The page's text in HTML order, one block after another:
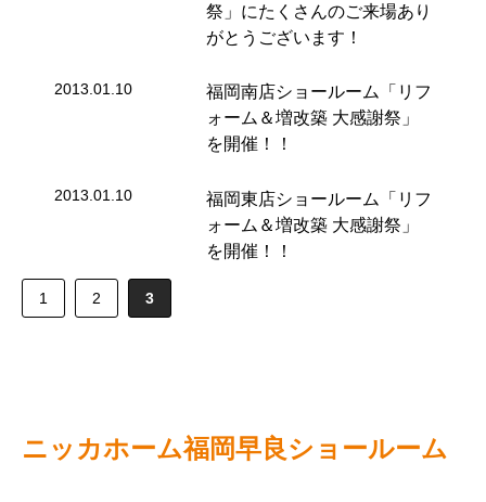
祭」にたくさんのご来場あり
がとうございます！
2013.01.10
福岡南店ショールーム「リフ
ォーム＆増改築 大感謝祭」
を開催！！
2013.01.10
福岡東店ショールーム「リフ
ォーム＆増改築 大感謝祭」
を開催！！
1 2 3
ニッカホーム福岡早良ショールーム